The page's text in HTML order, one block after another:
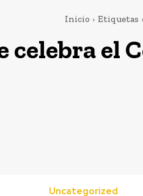
Inicio Etiquetas
el
Uncategorized